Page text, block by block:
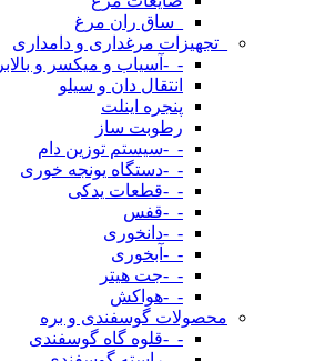
_ساق ران مرغ
_تجهیزات مرغداری و دامداری
-_-آسیاب و میکسر و بالابر
انتقال دان و سیلو
پنجره اینلت
رطوبت ساز
-_-سیستم توزین دام
-_-دستگاه یونجه خوری
-_-قطعات یدکی
-_-قفس
-_-دانخوری
-_-آبخوری
-_-جت هیتر
-_-هواکش
محصولات گوسفندی و بره
-_-قلوه گاه گوسفندی